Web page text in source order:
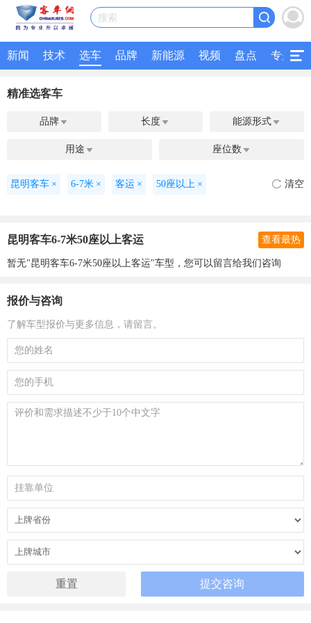
搜索
新闻 技术 选车 品牌 新能源 视频 盘点 专题
精准选客车
品牌  长度  能源形式 
用途  座位数 
昆明客车 × 6-7米 × 客运 × 50座以上 × 清空
昆明客车6-7米50座以上客运 查看最热
暂无"昆明客车6-7米50座以上客运"车型，您可以留言给我们咨询
报价与咨询
了解车型报价与更多信息，请留言。